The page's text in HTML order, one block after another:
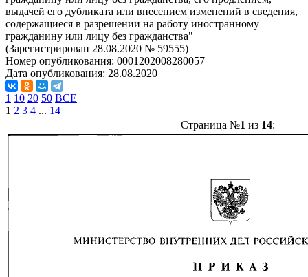
выдачей его дубликата или внесением изменений в сведения,
содержащиеся в разрешении на работу иностранному
гражданину или лицу без гражданства"
(Зарегистрирован 28.08.2020 № 59555)
Номер опубликования: 0001202008280057
Дата опубликования: 28.08.2020
1 10 20 50 ВСЕ
1 2 3 4 ... 14
Страница №1 из 14: